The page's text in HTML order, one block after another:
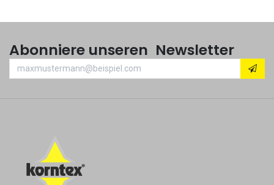
Abonniere unseren Newsletter